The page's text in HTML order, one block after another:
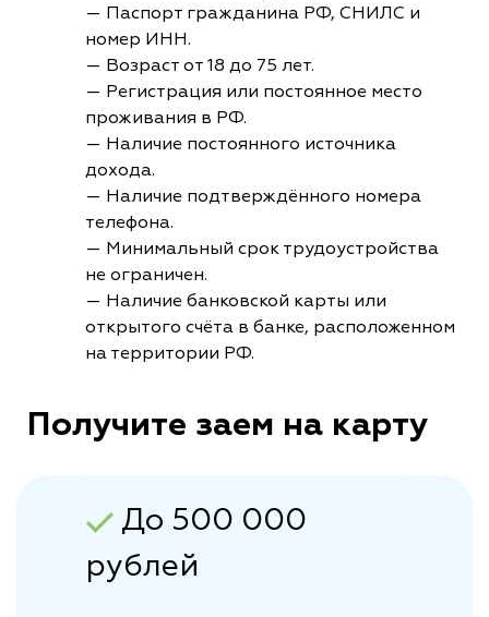
— Паспорт гражданина РФ, СНИЛС и
номер ИНН.
— Возраст от 18 до 75 лет.
— Регистрация или постоянное место
проживания в РФ.
— Наличие постоянного источника
дохода.
— Наличие подтверждённого номера
телефона.
— Минимальный срок трудоустройства
не ограничен.
— Наличие банковской карты или
открытого счёта в банке, расположенном
на территории РФ.
Получите заем на карту
До 500 000
рублей